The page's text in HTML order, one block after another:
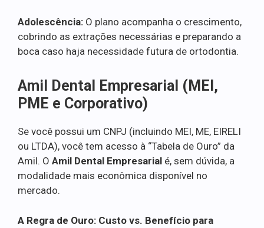
Adolescência: O plano acompanha o crescimento,
cobrindo as extrações necessárias e preparando a
boca caso haja necessidade futura de ortodontia.
Amil Dental Empresarial (MEI,
PME e Corporativo)
Se você possui um CNPJ (incluindo MEI, ME, EIRELI
ou LTDA), você tem acesso à “Tabela de Ouro” da
Amil. O Amil Dental Empresarial é, sem dúvida, a
modalidade mais econômica disponível no
mercado.
A Regra de Ouro: Custo vs. Benefício para